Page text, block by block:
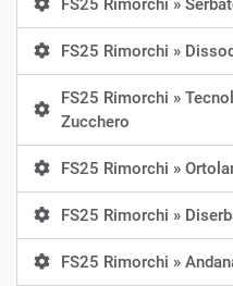
FS25 Rimorchi »
FS25 Rimorchi »
FS25 Rimorchi »
Zucchero
FS25 Rimorchi »
FS25 Rimorchi »
FS25 Rimorchi »